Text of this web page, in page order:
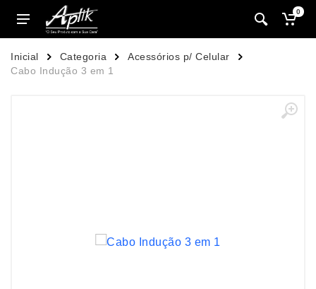
0
Inicial Categoria
Acessórios p/ Celular
Cabo Indução 3 em 1